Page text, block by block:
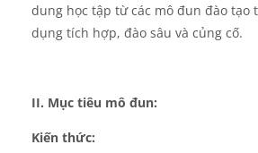
dung học tập từ các mô đun đào tạo
dụng tích hợp, đào sâu và củng cố.
II. Mục tiêu mô đun:
Kiến thức: